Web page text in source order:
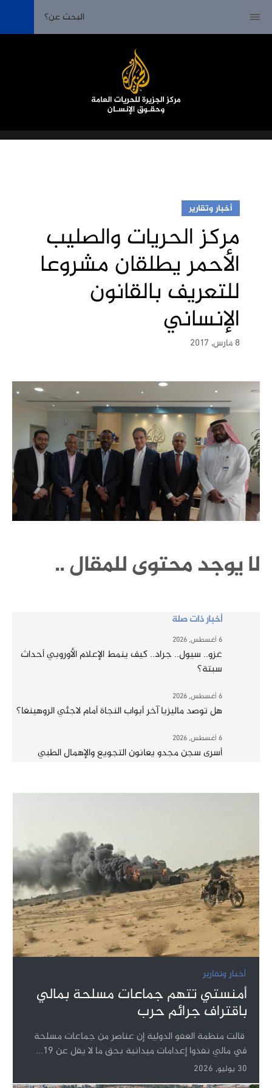
أخبار وتقارير
مركز الحريات والصليب
الأحمر يطلقان مشروعا
للتعريف بالقانون
الإنساني
8 مارس, 2017
لا يوجد محتوى للمقال ..
أخبار ذات صلة
6 أغسطس, 2026
غزو.. سيول.. جراد.. كيف ينمط الإعلام الأوروبي أحداث
سبتة؟
6 أغسطس, 2026
هل توصد ماليزيا آخر أبواب النجاة أمام لاجئي الروهينغا؟
6 أغسطس, 2026
أسرى سجن مجدو يعانون التجويع والإهمال الطبي
أخبار وتقارير
أمنستي تتهم جماعات مسلحة بمالي
باقتراف جرائم حرب
قالت منظمة العفو الدولية إن عناصر من جماعات مسلحة
في مالي نفذوا إعدامات ميدانية بحق ما لا يقل عن 19...
30 يوليو, 2026